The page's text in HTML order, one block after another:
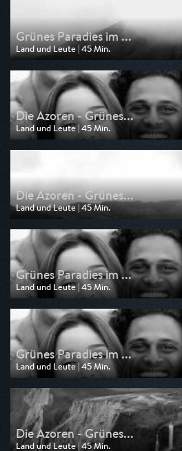
Grünes Paradies im ...
Land und Leute | 45 Min.
Ausgestrahlt von Phoenix
am 24.09.2025, 21:00
Die Azoren - Grünes...
Land und Leute | 45 Min.
Ausgestrahlt von NDR
am 03.08.2025, 11:30
Die Azoren - Grünes...
Land und Leute | 45 Min.
Ausgestrahlt von NDR
am 31.07.2025, 21:00
Grünes Paradies im ...
Land und Leute | 45 Min.
Ausgestrahlt von Phoenix
am 30.05.2025, 00:45
Grünes Paradies im ...
Land und Leute | 45 Min.
Ausgestrahlt von Phoenix
am 29.05.2025, 09:45
Die Azoren - Grünes...
Land und Leute | 45 Min.